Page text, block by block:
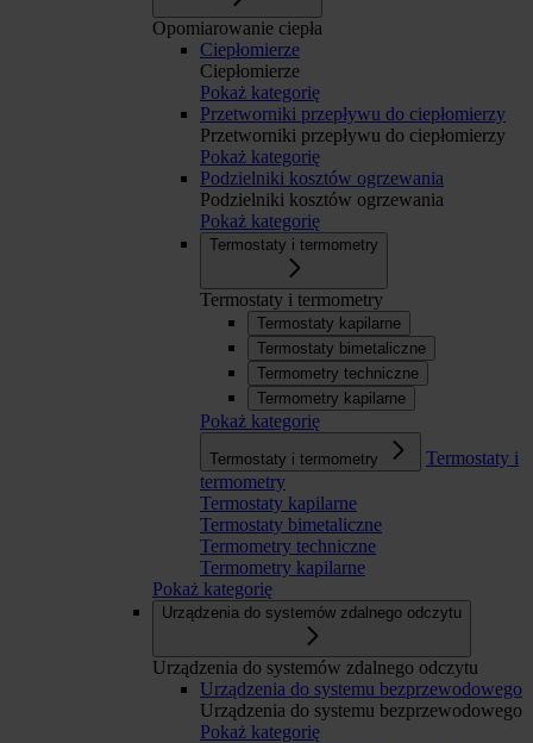
Opomiarowanie ciepła
Ciepłomierze
Ciepłomierze
Pokaż kategorię
Przetworniki przepływu do ciepłomierzy
Przetworniki przepływu do ciepłomierzy
Pokaż kategorię
Podzielniki kosztów ogrzewania
Podzielniki kosztów ogrzewania
Pokaż kategorię
Termostaty i termometry
Termostaty i termometry
Termostaty kapilarne
Termostaty bimetaliczne
Termometry techniczne
Termometry kapilarne
Pokaż kategorię
Termostaty i termometry
Termostaty i
termometry
Termostaty kapilarne
Termostaty bimetaliczne
Termometry techniczne
Termometry kapilarne
Pokaż kategorię
Urządzenia do systemów zdalnego odczytu
Urządzenia do systemów zdalnego odczytu
Urządzenia do systemu bezprzewodowego
Urządzenia do systemu bezprzewodowego
Pokaż kategorię